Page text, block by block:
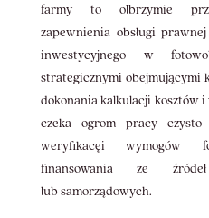
farmy to olbrzymie
zapewnienia obsługi
inwestycyjnego w
strategicznymi obejmującymi
dokonania kalkulacji kosztów
czeka ogrom pracy
weryfikacęi wymogów
finansowania ze
lub samorządowych.